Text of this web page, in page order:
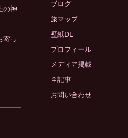
の神
寄っ
ブログ
旅マップ
壁紙DL
プロフィール
メディア掲載
全記事
お問い合わせ